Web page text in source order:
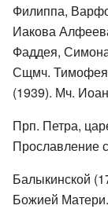
Филиппа,
Иакова
Фаддея,
Сщмч. Тимофея
(1939). Мч.
Прп. Петра,
Прославление
Балыкинской
Божией Матери.